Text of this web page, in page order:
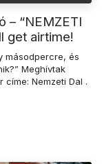
– “NEMZETI
get airtime!
másodpercre, és
Meghívtak
címe: Nemzeti Dal .